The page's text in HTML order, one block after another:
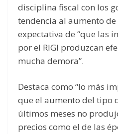
disciplina fiscal con los
tendencia al aumento
expectativa de “que las
por el RIGI produzcan
mucha demora”.
Destaca como “lo más
que el aumento del tipo
últimos meses no
precios como el de las